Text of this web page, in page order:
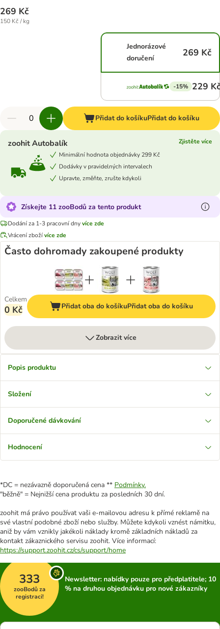
269 Kč
150 Kč / kg
Jednorázové
doručení
269 Kč
-15% 229
Přidat do košíkuPřidat do košíku
zoohit Autobalík
Zjistěte více
Minimální hodnota objednávky 299 Kč
Dodávky v pravidelných intervalech
Upravte, změňte, zrušte kdykoli
Získejte 11 zooBodů za tento produkt
Dodání za 1-3 pracovní dnyvíce zde
Vrácení zbožívíce zde
Často dohromady zakoupené produkty
Celkem
0 Kč Přidat oba do košíkuPřidat oba do košíku
Zobrazit více
Popis produktu
Složení
Doporučené dávkování
Hodnocení
*DC = nezávazně doporučená cena ** Podmínky.
"běžně" = Nejnižší cena produktu za posledních 30 dní.
zoohit má právo používat vaši e-mailovou adresu k přímé reklamě na
své vlastní podobné zboží nebo služby. Můžete kdykoli vznést námitku,
aniž by vám vznikly jakékoli náklady kromě základních nákladů za
kontakt zákaznického servisu zoohit. Více informací:
https://support.zoohit.cz/cs/support/home
333
zooBodů za
registraci!
Newsletter: nabídky pouze pro předplatitele; 10
% na druhou objednávku pro nové zákazníky